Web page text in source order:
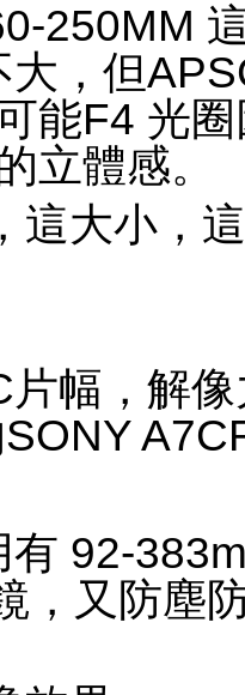
250MM
大，但
能F4 光
立體感。
這大小，
幅，解
92-
，又防塵